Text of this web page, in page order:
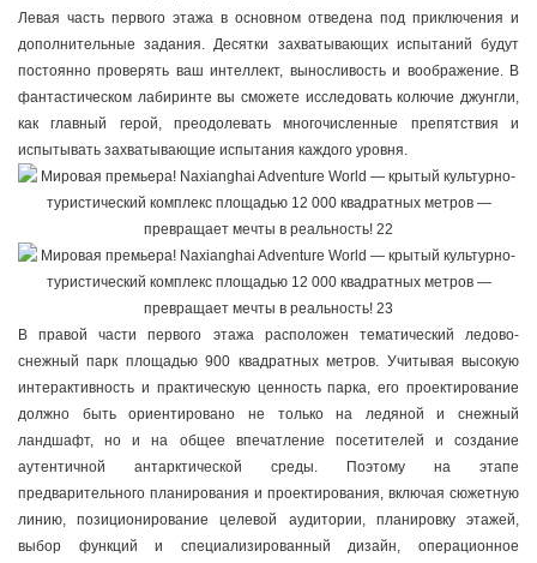
Левая часть первого этажа в основном отведена под приключения и
дополнительные задания. Десятки захватывающих испытаний будут
постоянно проверять ваш интеллект, выносливость и воображение. В
фантастическом лабиринте вы сможете исследовать колючие джунгли,
как главный герой, преодолевать многочисленные препятствия и
испытывать захватывающие испытания каждого уровня.
В правой части первого этажа расположен тематический ледово-
снежный парк площадью 900 квадратных метров. Учитывая высокую
интерактивность и практическую ценность парка, его проектирование
должно быть ориентировано не только на ледяной и снежный
ландшафт, но и на общее впечатление посетителей и создание
аутентичной антарктической среды. Поэтому на этапе
предварительного планирования и проектирования, включая сюжетную
линию, позиционирование целевой аудитории, планировку этажей,
выбор функций и специализированный дизайн, операционное